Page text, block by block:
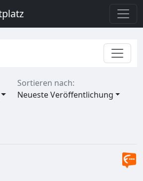
Sortieren nach:
Neueste Veröffentlichung